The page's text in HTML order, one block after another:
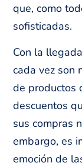
que, como
sofisticadas.
Con la
cada vez son
de productos
descuentos
sus compras
embargo, es
emoción de